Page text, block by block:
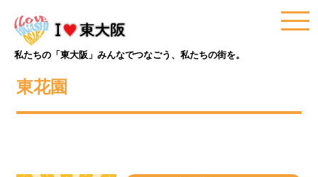
私たちの「東大阪」みんなでつなごう、私たちの街を。
東花園